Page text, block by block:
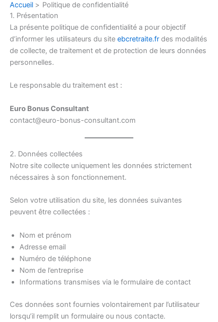
Aller
contenu
Accueil
Politique de confidentialité
1. Présentation
La présente politique de confidentialité a pour objectif
d’informer les utilisateurs du site ebcretraite.fr des modalités
de collecte, de traitement et de protection de leurs données
personnelles.
Le responsable du traitement est :
Euro Bonus Consultant
contact@euro-bonus-consultant.com
2. Données collectées
Notre site collecte uniquement les données strictement
nécessaires à son fonctionnement.
Selon votre utilisation du site, les données suivantes
peuvent être collectées :
Nom et prénom
Adresse email
Numéro de téléphone
Nom de l’entreprise
Informations transmises via le formulaire de contact
Ces données sont fournies volontairement par l’utilisateur
lorsqu’il remplit un formulaire ou nous contacte.